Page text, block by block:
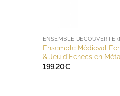
Ensemble Médieval
& Jeu d’Echecs en
199.20€